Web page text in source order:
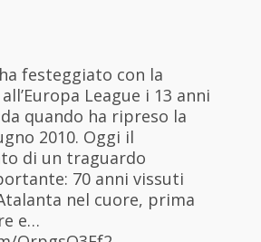
festeggiato con la
League i 13 anni
quando ha ripreso la
2010. Oggi il
di un traguardo
70 anni vissuti
nel cuore, prima
e…